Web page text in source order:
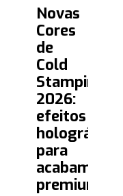
Novas
Cores
de
Cold
Stamping
2026:
efeitos
holográficos
para
acabamentos
premium